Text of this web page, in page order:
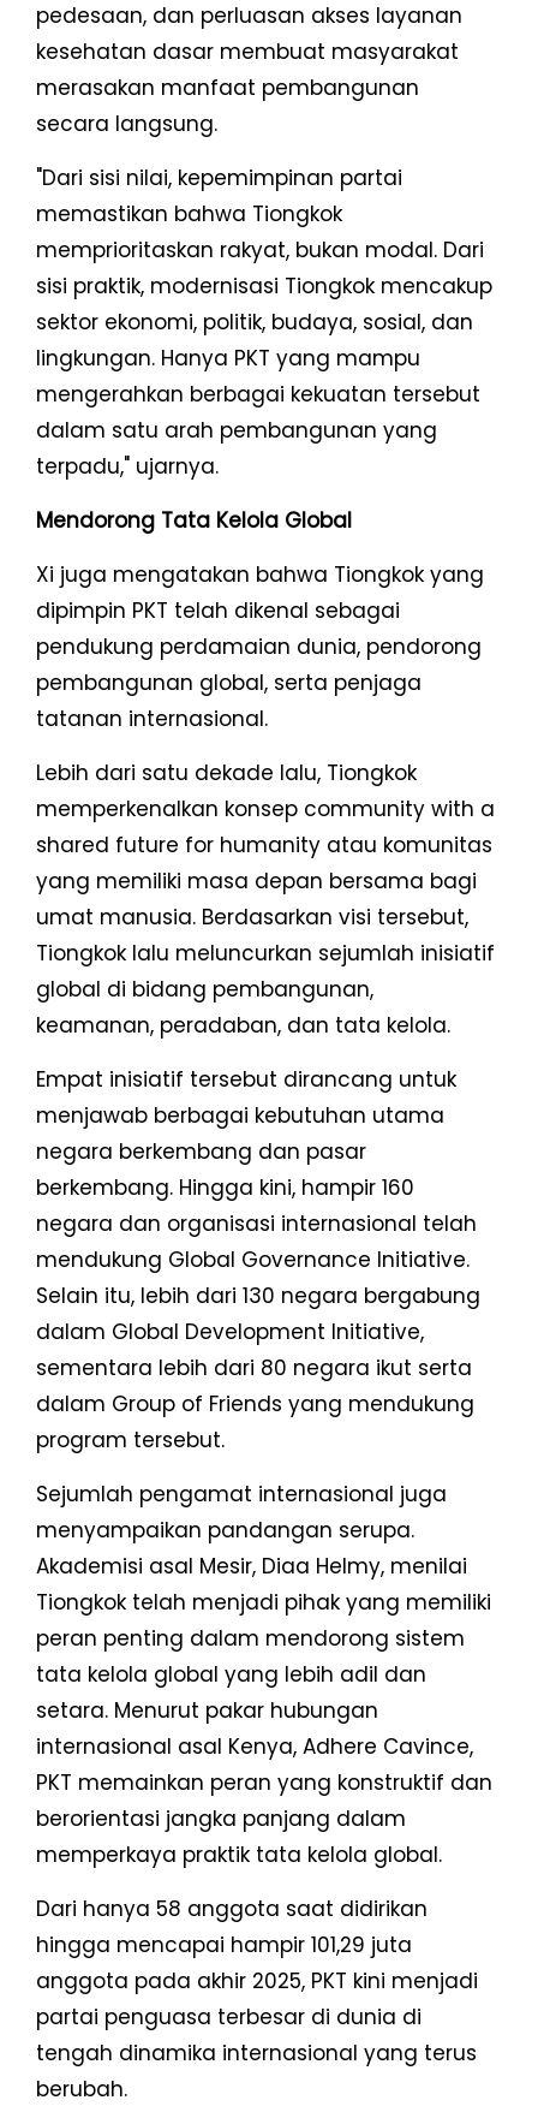
pedesaan, dan perluasan akses layanan
kesehatan dasar membuat masyarakat
merasakan manfaat pembangunan
secara langsung.
"Dari sisi nilai, kepemimpinan partai
memastikan bahwa Tiongkok
memprioritaskan rakyat, bukan modal. Dari
sisi praktik, modernisasi Tiongkok mencakup
sektor ekonomi, politik, budaya, sosial, dan
lingkungan. Hanya PKT yang mampu
mengerahkan berbagai kekuatan tersebut
dalam satu arah pembangunan yang
terpadu," ujarnya.
Mendorong Tata Kelola Global
Xi juga mengatakan bahwa Tiongkok yang
dipimpin PKT telah dikenal sebagai
pendukung perdamaian dunia, pendorong
pembangunan global, serta penjaga
tatanan internasional.
Lebih dari satu dekade lalu, Tiongkok
memperkenalkan konsep community with a
shared future for humanity atau komunitas
yang memiliki masa depan bersama bagi
umat manusia. Berdasarkan visi tersebut,
Tiongkok lalu meluncurkan sejumlah inisiatif
global di bidang pembangunan,
keamanan, peradaban, dan tata kelola.
Empat inisiatif tersebut dirancang untuk
menjawab berbagai kebutuhan utama
negara berkembang dan pasar
berkembang. Hingga kini, hampir 160
negara dan organisasi internasional telah
mendukung Global Governance Initiative.
Selain itu, lebih dari 130 negara bergabung
dalam Global Development Initiative,
sementara lebih dari 80 negara ikut serta
dalam Group of Friends yang mendukung
program tersebut.
Sejumlah pengamat internasional juga
menyampaikan pandangan serupa.
Akademisi asal Mesir, Diaa Helmy, menilai
Tiongkok telah menjadi pihak yang memiliki
peran penting dalam mendorong sistem
tata kelola global yang lebih adil dan
setara. Menurut pakar hubungan
internasional asal Kenya, Adhere Cavince,
PKT memainkan peran yang konstruktif dan
berorientasi jangka panjang dalam
memperkaya praktik tata kelola global.
Dari hanya 58 anggota saat didirikan
hingga mencapai hampir 101,29 juta
anggota pada akhir 2025, PKT kini menjadi
partai penguasa terbesar di dunia di
tengah dinamika internasional yang terus
berubah.